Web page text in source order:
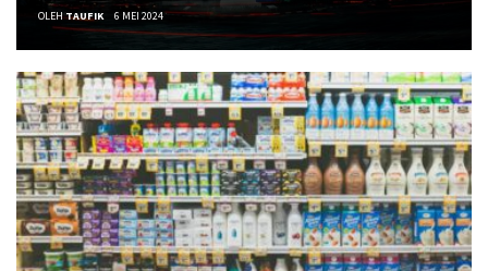
OLEH TAUFIK 6 MEI 2024